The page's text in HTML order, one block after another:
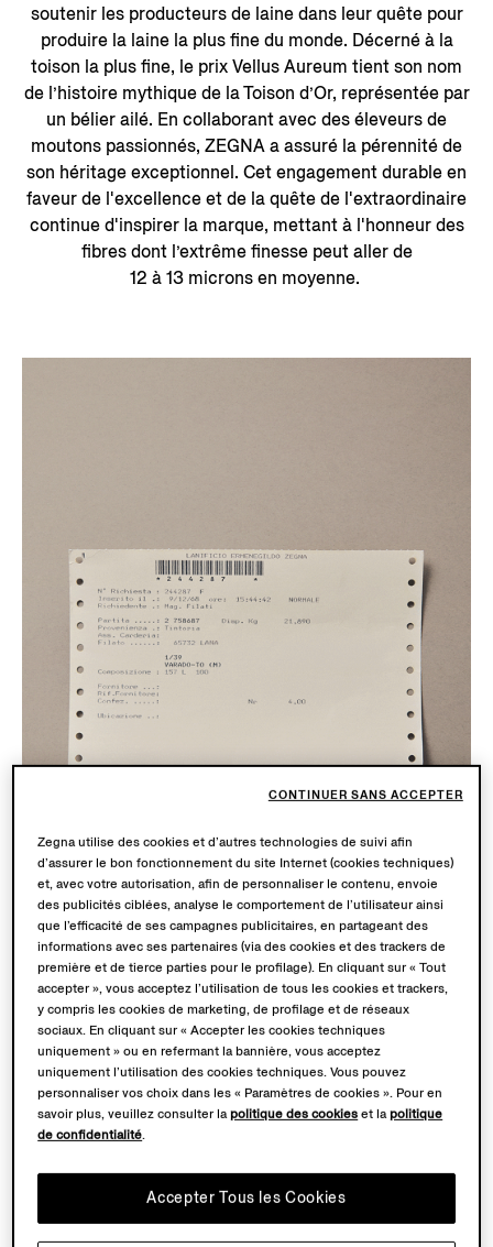
soutenir les producteurs de laine dans leur quête pour
produire la laine la plus fine du monde. Décerné à la
toison la plus fine, le prix Vellus Aureum tient son nom
de l’histoire mythique de la Toison d’Or, représentée par
un bélier ailé. En collaborant avec des éleveurs de
moutons passionnés, ZEGNA a assuré la pérennité de
son héritage exceptionnel. Cet engagement durable en
faveur de l'excellence et de la quête de l'extraordinaire
continue d'inspirer la marque, mettant à l'honneur des
fibres dont l’extrême finesse peut aller de
12 à 13 microns en moyenne.
OUTILS DE PRÉCISION
Découvrez les principaux outils d’évaluation de la laine
utilisés depuis les années 1960, qui ont joué un rôle
essentiel dans la recherche des fibres les plus fines et
la détermination de la laine gagnante. Ces outils, qui
incarnent la précision et l’expertise, ont façonné un
monde oùle savoir-faire et la qualité extraordinaires
étaient toujours à portée de main.
Zegna utilise des cookies et d’autres technologies de suivi afin
d’assurer le bon fonctionnement du site Internet (cookies techniques)
et, avec votre autorisation, afin de personnaliser le contenu, envoie
des publicités ciblées, analyse le comportement de l’utilisateur ainsi
que l’efficacité de ses campagnes publicitaires, en partageant des
informations avec ses partenaires (via des cookies et des trackers de
première et de tierce parties pour le profilage). En cliquant sur « Tout
accepter », vous acceptez l’utilisation de tous les cookies et trackers,
y compris les cookies de marketing, de profilage et de réseaux
sociaux. En cliquant sur « Accepter les cookies techniques
uniquement » ou en refermant la bannière, vous acceptez
uniquement l’utilisation des cookies techniques. Vous pouvez
personnaliser vos choix dans les « Paramètres de cookies ». Pour en
savoir plus, veuillez consulter lapolitique des cookies et lapolitique
de confidentialité.
Accepter Tous les Cookies
CONTINUER SANS ACCEPTER